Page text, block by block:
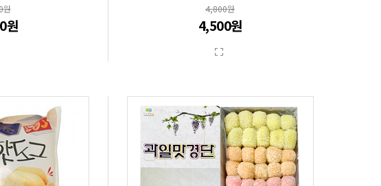
원
원
4,800원
4,500원